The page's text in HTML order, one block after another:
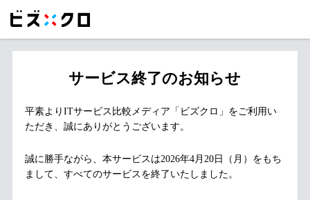
サービス終了のお知らせ
平素よりITサービス比較メディア「ビズクロ」をご利用い
ただき、誠にありがとうございます。
誠に勝手ながら、本サービスは2026年4月20日（月）をもち
まして、すべてのサービスを終了いたしました。